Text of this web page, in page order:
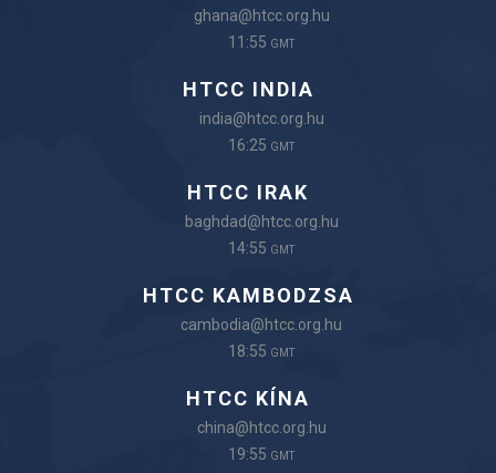
ghana@htcc.org.hu
11:55 GMT
HTCC INDIA
india@htcc.org.hu
16:25 GMT
HTCC IRAK
baghdad@htcc.org.hu
14:55 GMT
HTCC KAMBODZSA
cambodia@htcc.org.hu
18:55 GMT
HTCC KÍNA
china@htcc.org.hu
19:55 GMT